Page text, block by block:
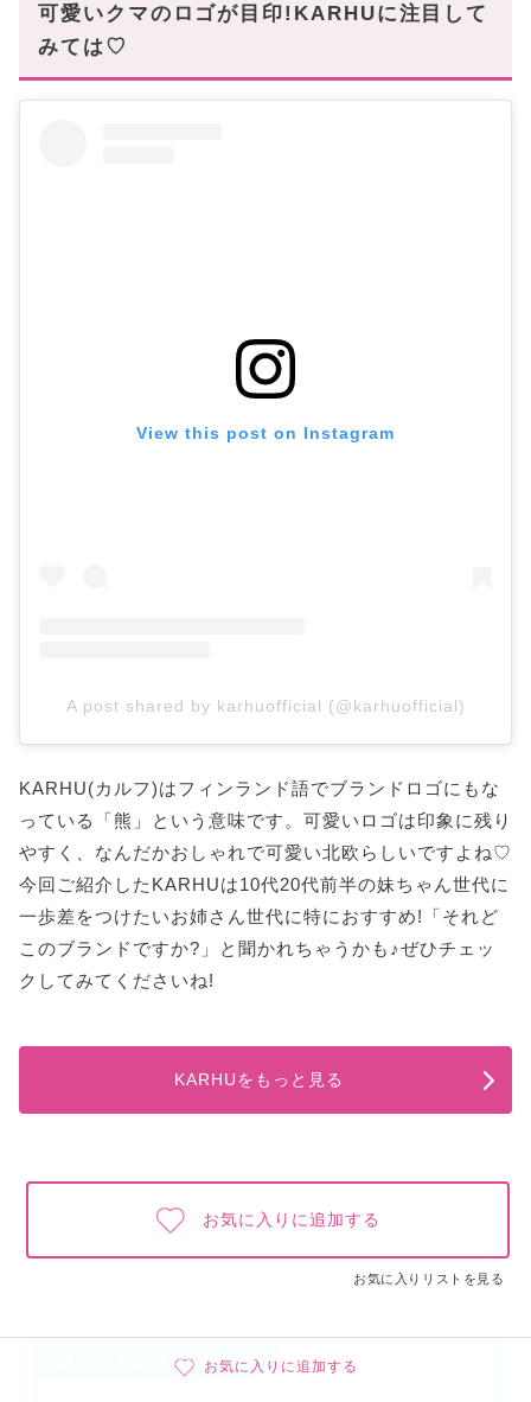
可愛いクマのロゴが目印!KARHUに注目して
みては♡
View this post on Instagram
A post shared by karhuofficial (@karhuofficial)
KARHU(カルフ)はフィンランド語でブランドロゴにもな
っている「熊」という意味です。可愛いロゴは印象に残り
やすく、なんだかおしゃれで可愛い北欧らしいですよね♡
今回ご紹介したKARHUは10代20代前半の妹ちゃん世代に
一歩差をつけたいお姉さん世代に特におすすめ!「それど
このブランドですか?」と聞かれちゃうかも♪ぜひチェッ
クしてみてくださいね!
KARHUをもっと見る
お気に入りに追加する
お気に入りリストを見る
お気に入りに追加する